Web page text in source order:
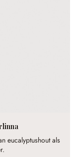
eucalyptushout als